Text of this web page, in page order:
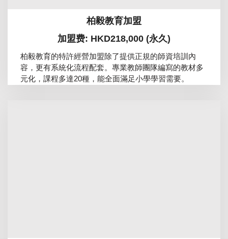
柏毅教育加盟
加盟费: HKD218,000 (永久)
柏毅教育的特許經營加盟除了提供正規的師資培訓內
容，更有系統化流程配套。專業教師團隊編寫的教材多
元化，課程多達20種，能全面滿足小學學習需要。